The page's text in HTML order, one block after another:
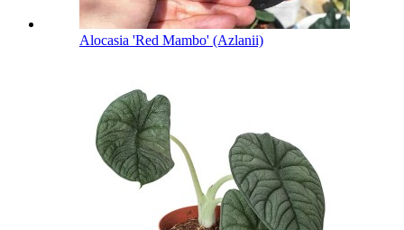
Alocasia 'Red Mambo' (Azlanii)